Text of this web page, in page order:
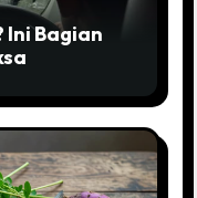
Ini Bagian